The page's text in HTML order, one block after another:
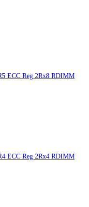
ECC Reg 2Rx8 RDIMM
ECC Reg 2Rx4 RDIMM